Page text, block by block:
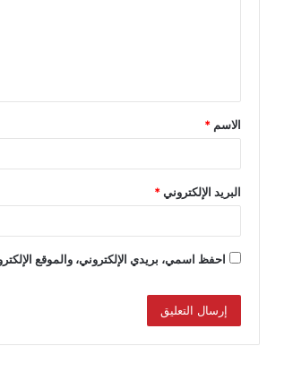
الاسم *
البريد الإلكتروني*
احفظ اسمي، بريدي الإلكتروني، والموقع